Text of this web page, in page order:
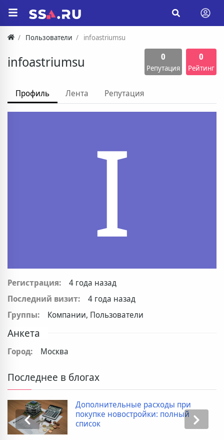
Пользователи infoastriumsu
infoastriumsu 0
Репутация
0
Рейтинг
Профиль Лента Репутация
I
Регистрация:
4 года назад
Последний визит:
4 года назад
Группы:
Компании, Пользователи
Анкета
Город: Москва
Последнее в блогах
Дополнительные расходы при
покупке новостройки: полный
список